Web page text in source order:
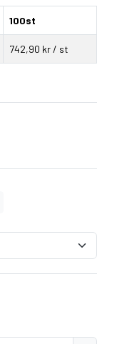
hydrofobt
inuti
100st
742,90 kr / st